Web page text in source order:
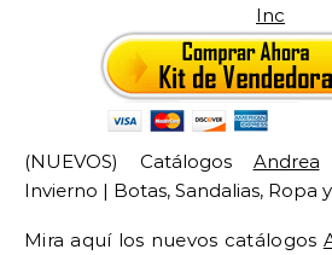
Inc
(NUEVOS) Catálogos Andrea
Invierno | Botas, Sandalias, Ropa
Mira aquí los nuevos catálogos